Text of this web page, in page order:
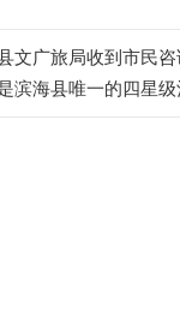
文广旅局收到市民
滨海县唯一的四星